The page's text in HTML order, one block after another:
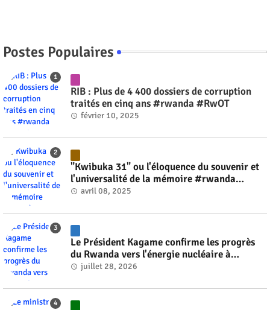
Postes Populaires
RIB : Plus de 4 400 dossiers de corruption
traités en cinq ans #rwanda #RwOT
février 10, 2025
"Kwibuka 31" ou l'éloquence du souvenir et
l'universalité de la mémoire #rwanda
#RwOT
avril 08, 2025
Le Président Kagame confirme les progrès
du Rwanda vers l'énergie nucléaire à
l'horizon 2030 #rwanda #RwOT
juillet 28, 2026